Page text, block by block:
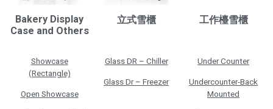
Bakery Display
Case and Others
立式雪櫃 工作檯雪櫃
Showcase
(Rectangle)
Open Showcase
Glass DR – Chiller
Glass Dr – Freezer
Under Counter
Undercounter-Back
Mounted